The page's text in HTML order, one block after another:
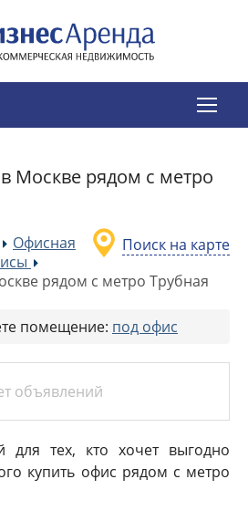
Москве рядом с метро
Поиск на карте
»Офисная
рядом с метро Трубная
помещение: под офис
объявлений
для тех, кто хочет выгодно
купить офис рядом с метро